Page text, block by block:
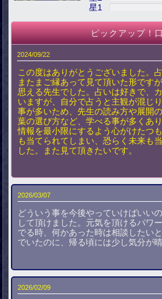
星1
ピックアップ！
2024/09/22
この度はありがとうございました。
またまご縁あって見て頂いた形です
思える先生でした。占いは好きで、
いますが、自分で占うと主観が混じ
事が多いため、先生の読み方や展開
葉の選び方など、学べる事が多くあ
情報を最小限にするよう心がけたつ
も当てられてしまい、恐らく未来も
した。また見て頂きたいです。
2026/03/07
どういう事を今後やっていけばいい
して頂けました。元気を頂けるパワ
でる時、何かあった時は相談したい
でいたのに、帰る頃には少し気分が
2026/02/09